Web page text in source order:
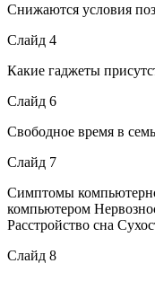
Снижаются условия
Слайд 4
Какие гаджеты
Слайд 6
Свободное время в
Слайд 7
Симптомы
компьютером
Расстройство сна
Слайд 8